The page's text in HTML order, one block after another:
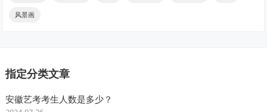
风景画
指定分类文章
安徽艺考考生人数是多少？